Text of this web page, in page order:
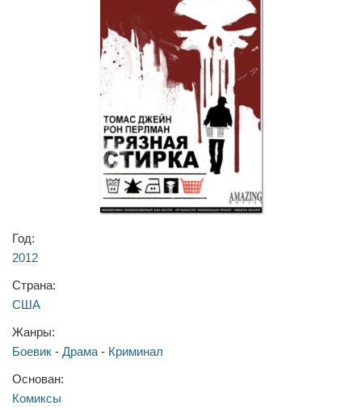
Год:
2012
Страна:
США
Жанры:
Боевик - Драма - Криминал
Основан:
Комиксы